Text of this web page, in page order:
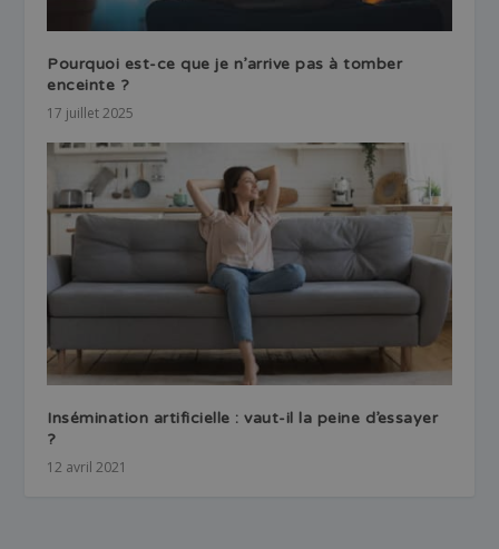
Pourquoi est-ce que je n’arrive pas à tomber
enceinte ?
17 juillet 2025
Insémination artificielle : vaut-il la peine d’essayer
?
12 avril 2021